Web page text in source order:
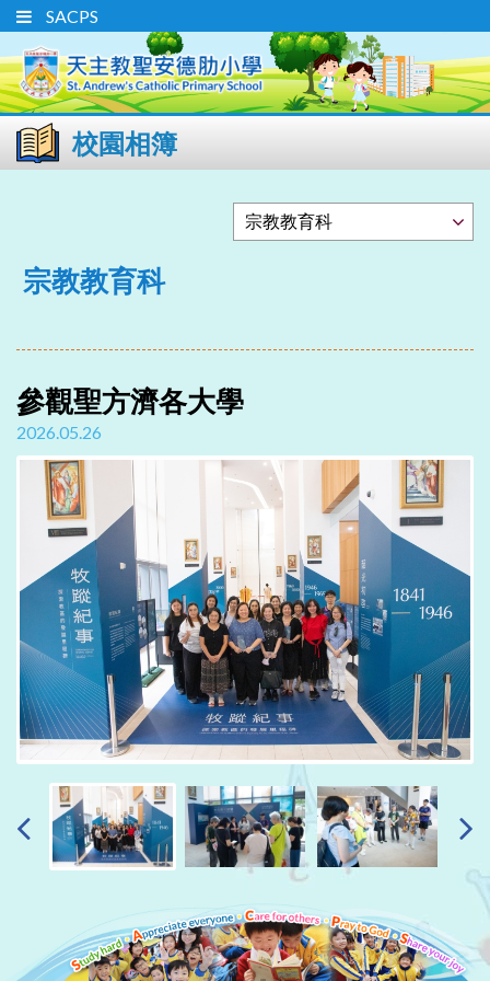
SACPS
校園相簿
宗教教育科
參觀聖方濟各大學
2026.05.26